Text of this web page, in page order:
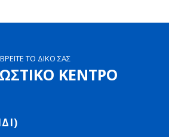
ΒΡΕΙΤΕ ΤΟ ΔΙΚΟ ΣΑΣ
ΚΕΝΤΡΟ